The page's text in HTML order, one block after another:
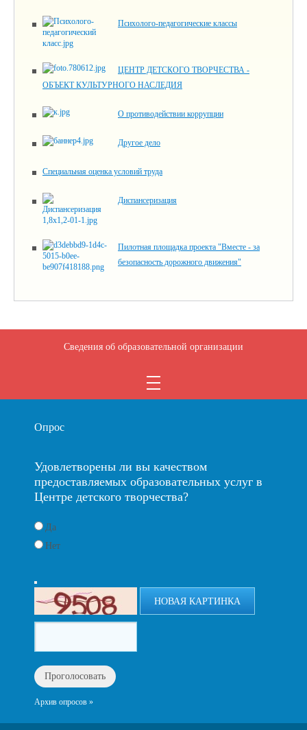
Психолого-педагогические классы
ЦЕНТР ДЕТСКОГО ТВОРЧЕСТВА -
ОБЪЕКТ КУЛЬТУРНОГО НАСЛЕДИЯ
О противодействии коррупции
Другое дело
Специальная оценка условий труда
Диспансеризация
Пилотная площадка проекта "Вместе - за
безопасность дорожного движения"
Сведения об образовательной организации
Опрос
Удовлетворены ли вы качеством
предоставляемых образовательных услуг в
Центре детского творчества?
Да
Нет
НОВАЯ КАРТИНКА
Архив опросов »